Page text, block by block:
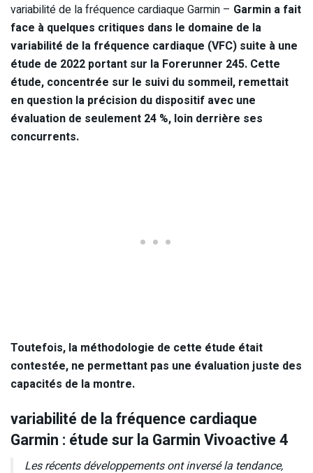
variabilité de la fréquence cardiaque Garmin – Garmin a fait
face à quelques critiques dans le domaine de la
variabilité de la fréquence cardiaque (VFC) suite à une
étude de 2022 portant sur la Forerunner 245. Cette
étude, concentrée sur le suivi du sommeil, remettait
en question la précision du dispositif avec une
évaluation de seulement 24 %, loin derrière ses
concurrents.
Toutefois, la méthodologie de cette étude était
contestée, ne permettant pas une évaluation juste des
capacités de la montre.
variabilité de la fréquence cardiaque
Garmin : étude sur la Garmin Vivoactive 4
Les récents développements ont inversé la tendance,